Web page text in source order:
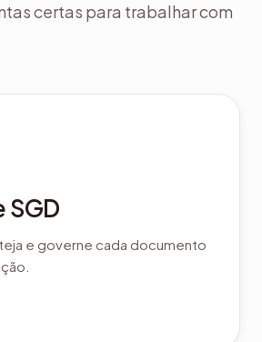
certas para trabalhar com
e governe cada documento